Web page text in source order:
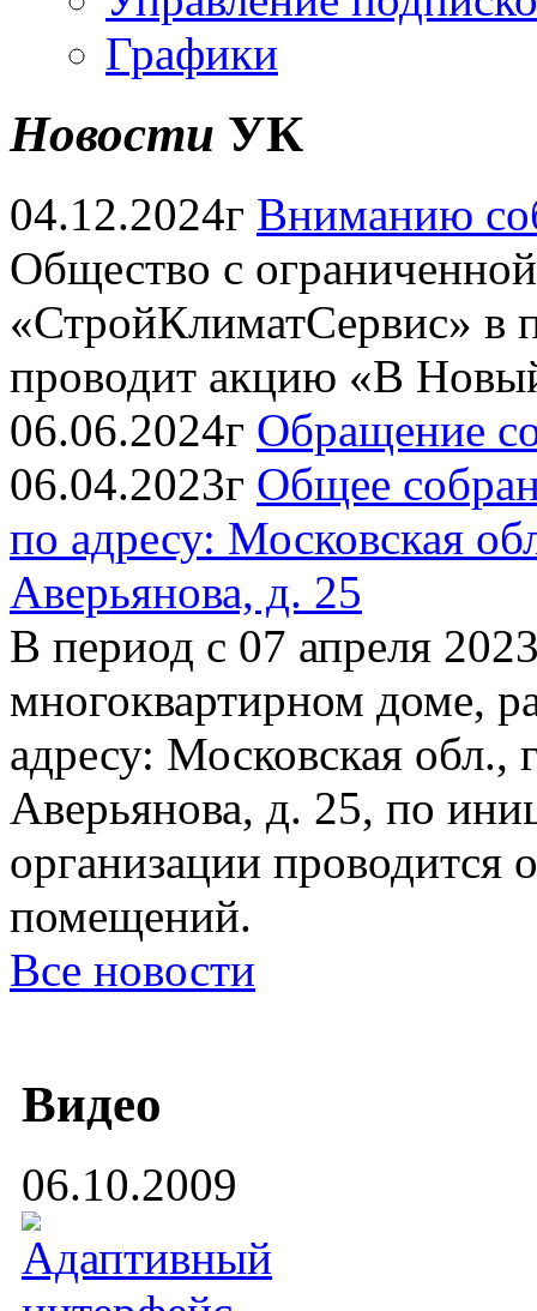
Графики
Новости УК
04.12.2024г Вниманию
Общество с
«СтройКлиматСервис» в
проводит акцию «В
06.06.2024г Обращение
06.04.2023г Общее
по адресу: Московская
Аверьянова, д. 25
В период с 07 апреля
многоквартирном доме,
адресу: Московская
Аверьянова, д. 25, по
организации проводится
помещений.
Все новости
Видео
06.10.2009